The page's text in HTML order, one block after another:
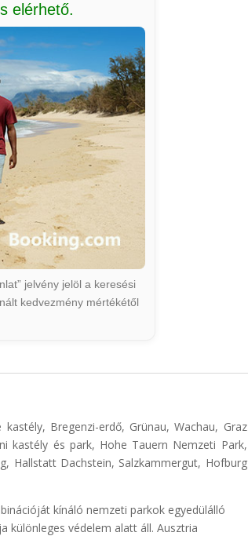
elérhető.
jelvény jelöl a keresési
kedvezmény mértékétől
Bregenzi-erdő, Grünau, Wachau, Graz
kastély és park, Hohe Tauern Nemzeti Park,
Hallstatt Dachstein, Salzkammergut, Hofburg
kínáló nemzeti parkok egyedülálló
különleges védelem alatt áll. Ausztria